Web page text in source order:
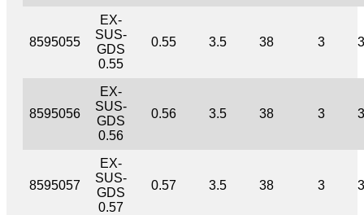
8595055
EX-
SUS-
GDS
0.55
0.55 3.5 38 3
8595056
EX-
SUS-
GDS
0.56
0.56 3.5 38 3
8595057
EX-
SUS-
GDS
0.57
0.57 3.5 38 3